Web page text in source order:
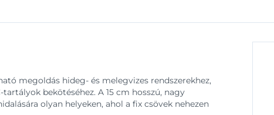
megoldás hideg- és melegvizes rendszerekhez,
bekötéséhez. A 15 cm hosszú, nagy
olyan helyeken, ahol a fix csövek nehezen